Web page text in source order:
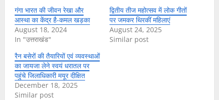
गंगा भारत की जीवन रेखा और
आस्था का केंद्र है-कमल खड़का
August 18, 2024
In "उत्तराखंड"
द्वितीय तीज महोत्सव में लोक गीतों
पर जमकर थिरकीं महिलाएं
August 24, 2025
Similar post
रैन बसेरों की तैयारियों एवं व्यवस्थाओं
का जायजा लेने स्वयं धरातल पर
पहुंचे जिलाधिकारी मयूर दीक्षित
December 18, 2025
Similar post